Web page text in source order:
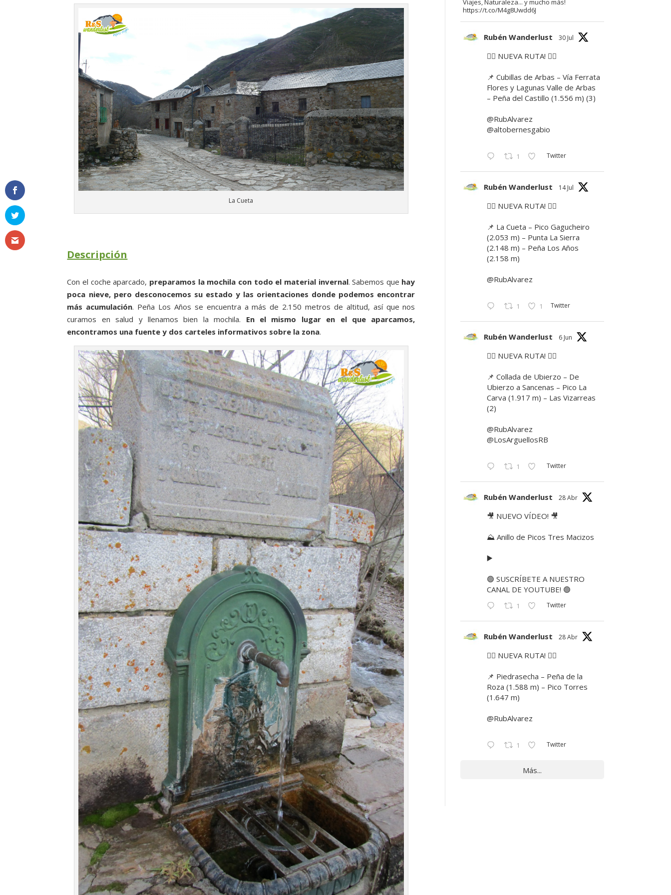
La Cueta
Descripción
Con el coche aparcado, preparamos la mochila con todo el material invernal. Sabemos que hay
poca nieve, pero desconocemos su estado y las orientaciones donde podemos encontrar
más acumulación. Peña Los Años se encuentra a más de 2.150 metros de altitud, así que nos
curamos en salud y llenamos bien la mochila. En el mismo lugar en el que aparcamos,
encontramos una fuente y dos carteles informativos sobre la zona.
Viajes, Naturaleza... y mucho más!
https://t.co/M4g8Uwdd6J
Rubén Wanderlust 30 Jul
🚶‍♂️ NUEVA RUTA! 🚶‍♀️
📌 Cubillas de Arbas – Vía Ferrata
Flores y Lagunas Valle de Arbas
– Peña del Castillo (1.556 m) (3)
@RubAlvarez
@altobernesgabio
1 Twitter
Rubén Wanderlust 14 Jul
🚶‍♂️ NUEVA RUTA! 🚶‍♀️
📌 La Cueta – Pico Gagucheiro
(2.053 m) – Punta La Sierra
(2.148 m) – Peña Los Años
(2.158 m)
@RubAlvarez
1 1 Twitter
Rubén Wanderlust 6 Jun
🚶‍♂️ NUEVA RUTA! 🚶‍♀️
📌 Collada de Ubierzo – De
Ubierzo a Sancenas – Pico La
Carva (1.917 m) – Las Vizarreas
(2)
@RubAlvarez
@LosArguellosRB
1 Twitter
Rubén Wanderlust 28 Abr
🎥 NUEVO VÍDEO! 🎥
⛰ Anillo de Picos Tres Macizos
▶️
🟢 SUSCRÍBETE A NUESTRO
CANAL DE YOUTUBE! 🟢
1 Twitter
Rubén Wanderlust 28 Abr
🚶‍♂️ NUEVA RUTA! 🚶‍♀️
📌 Piedrasecha – Peña de la
Roza (1.588 m) – Pico Torres
(1.647 m)
@RubAlvarez
1 Twitter
Más...